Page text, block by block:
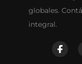
globales.
integral.